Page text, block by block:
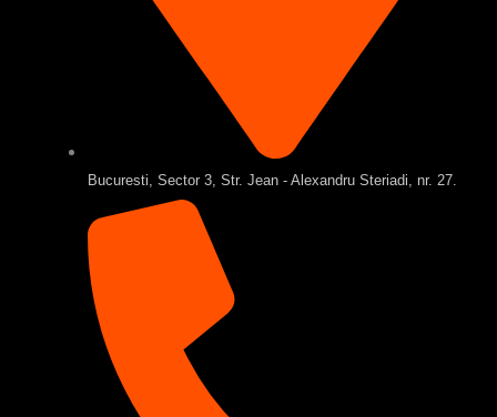
Bucuresti, Sector 3, Str. Jean - Alexandru Steriadi, nr. 27.